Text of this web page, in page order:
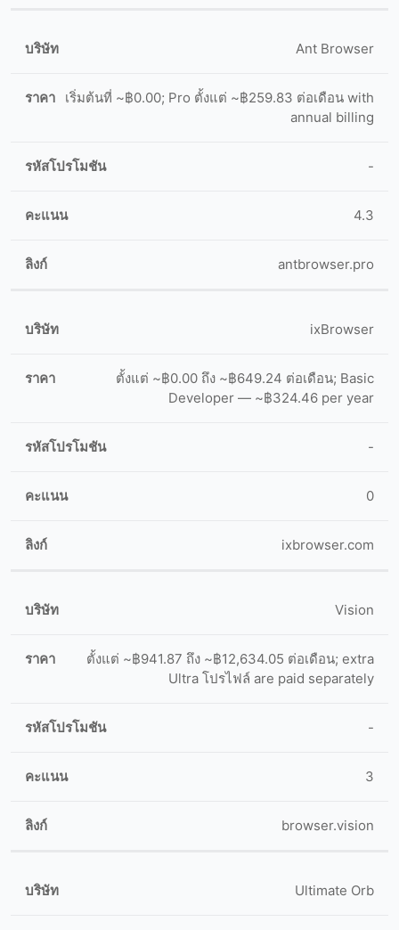
Ant Browser
เริ่มต้นที่ ~฿0.00; Pro ตั้งแต่ ~฿259.83 ต่อเดือน with
annual billing
-
4.3
antbrowser.pro
ixBrowser
ตั้งแต่ ~฿0.00 ถึง ~฿649.24 ต่อเดือน; Basic
Developer — ~฿324.46 per year
-
0
ixbrowser.com
Vision
ตั้งแต่ ~฿941.87 ถึง ~฿12,634.05 ต่อเดือน; extra
Ultra โปรไฟล์ are paid separately
-
3
browser.vision
Ultimate Orb